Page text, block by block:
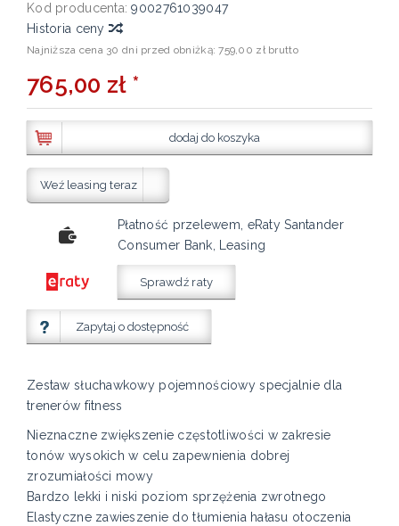
Kod producenta: 9002761039047
Historia ceny
Najniższa cena 30 dni przed obniżką:759,00 zł brutto
765,00 zł *
dodaj do koszyka
Weź leasing teraz
Płatność przelewem, eRaty Santander
Consumer Bank, Leasing
Sprawdź raty
Zapytaj o dostępność
Zestaw słuchawkowy pojemnościowy specjalnie dla
trenerów fitness
Nieznaczne zwiększenie częstotliwości w zakresie
tonów wysokich w celu zapewnienia dobrej
zrozumiałości mowy
Bardzo lekki i niski poziom sprzężenia zwrotnego
Elastyczne zawieszenie do tłumienia hałasu otoczenia